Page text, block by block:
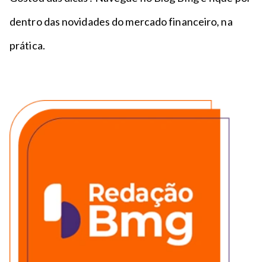
dentro das novidades do mercado financeiro, na
prática.